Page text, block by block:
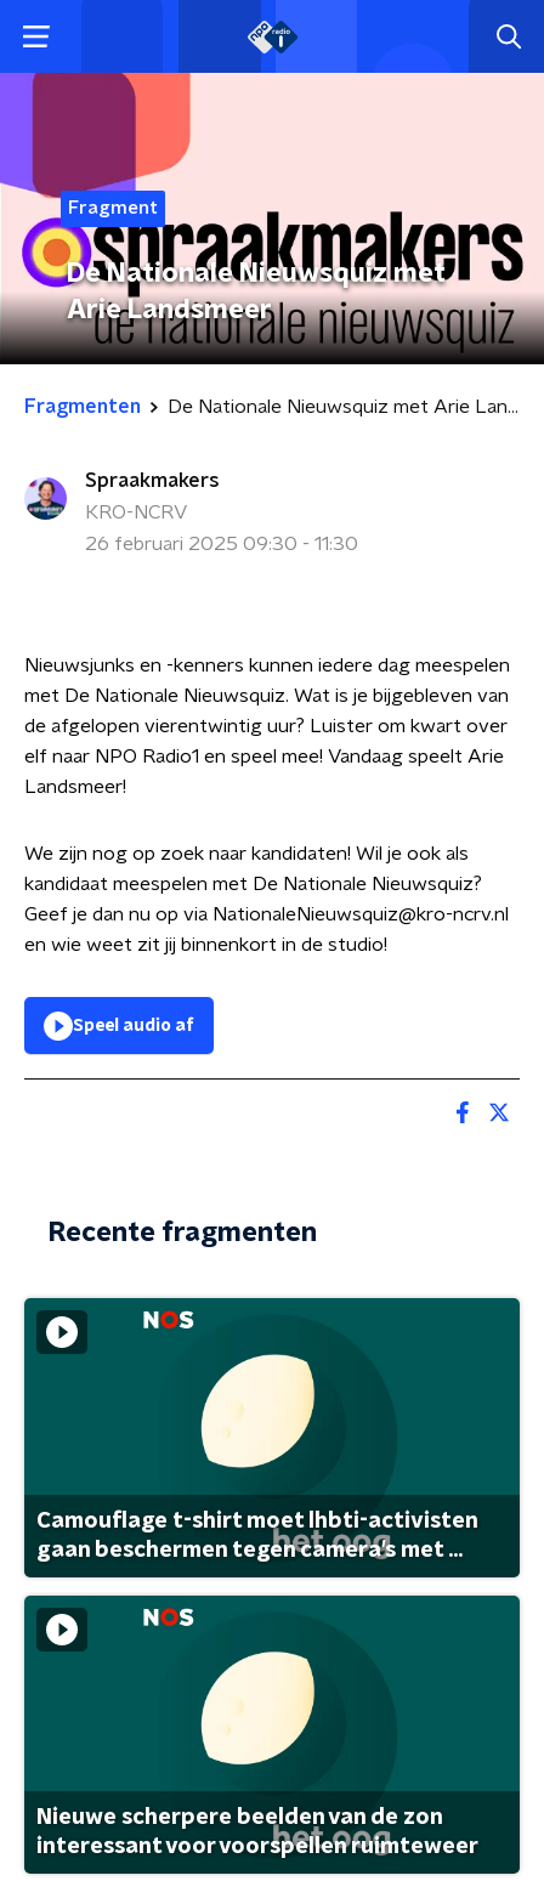
Fragment
De Nationale Nieuwsquiz met
Arie Landsmeer
Fragmenten De Nationale Nieuwsquiz met Arie Landsmeer
Spraakmakers
KRO-NCRV
26 februari 2025 09:30 - 11:30
Nieuwsjunks en -kenners kunnen iedere dag meespelen
met De Nationale Nieuwsquiz. Wat is je bijgebleven van
de afgelopen vierentwintig uur? Luister om kwart over
elf naar NPO Radio1 en speel mee! Vandaag speelt Arie
Landsmeer!
We zijn nog op zoek naar kandidaten! Wil je ook als
kandidaat meespelen met De Nationale Nieuwsquiz?
Geef je dan nu op via NationaleNieuwsquiz@kro-ncrv.nl
en wie weet zit jij binnenkort in de studio!
Speel audio af
Recente fragmenten
Camouflage t-shirt moet lhbti-activisten
gaan beschermen tegen camera's met ...
Nieuwe scherpere beelden van de zon
interessant voor voorspellen ruimteweer